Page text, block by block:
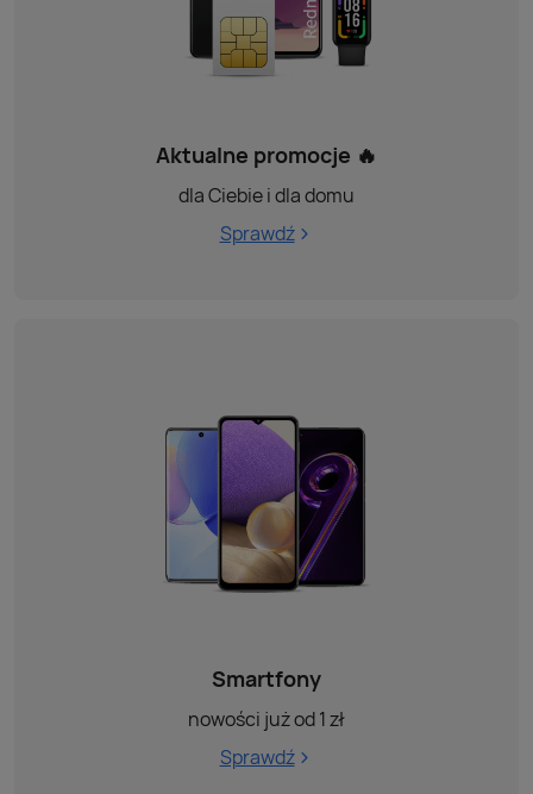
Aktualne promocje 🔥
dla Ciebie i dla domu
Sprawdź
Smartfony
nowości już od 1 zł
Sprawdź